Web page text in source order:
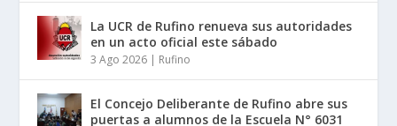
La UCR de Rufino renueva sus autoridades
en un acto oficial este sábado
3 Ago 2026 | Rufino
El Concejo Deliberante de Rufino abre sus
puertas a alumnos de la Escuela N° 6031